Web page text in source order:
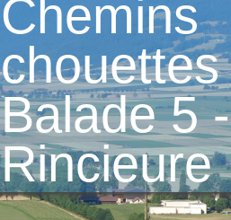
Chemins
Balade 5
Rincieure